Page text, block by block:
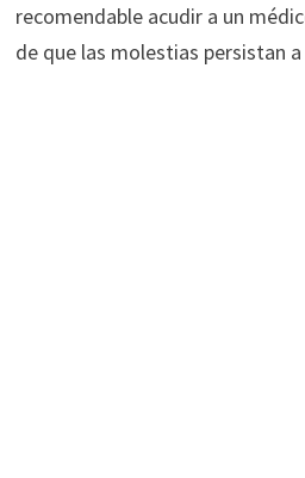
recomendable acudir a un
de que las molestias persistan